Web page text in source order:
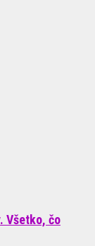
Všetko, čo